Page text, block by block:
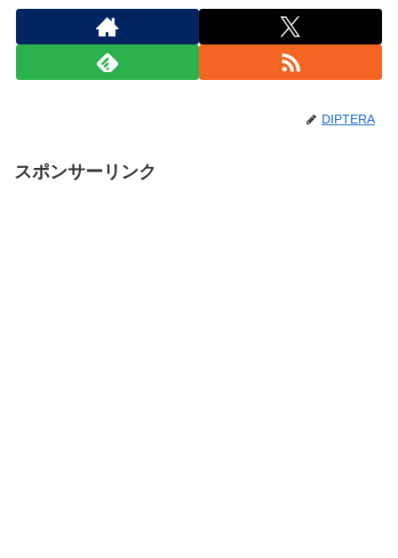
DIPTERA
スポンサーリンク